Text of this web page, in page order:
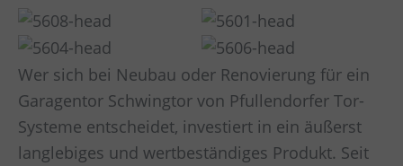
Wer sich bei Neubau oder Renovierung für ein
Garagentor Schwingtor von Pfullendorfer Tor-
Systeme entscheidet, investiert in ein äußerst
langlebiges und wertbeständiges Produkt. Seit